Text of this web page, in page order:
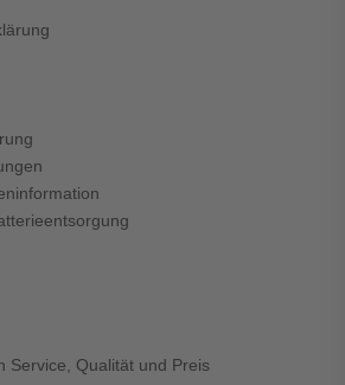
Service, Qualität und Preis